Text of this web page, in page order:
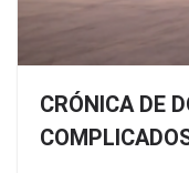
CRÓNICA DE